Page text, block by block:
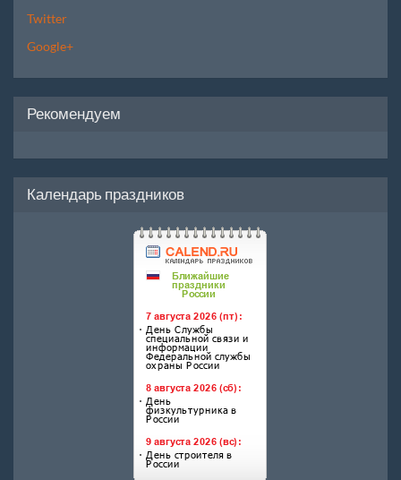
Twitter
Google+
Рекомендуем
Календарь праздников